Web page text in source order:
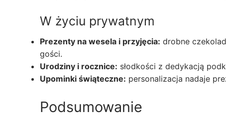
W życiu prywatnym
Prezenty na wesela i przyjęcia: drobne
gości.
Urodziny i rocznice: słodkości z dedykacją
Upominki świąteczne: personalizacja nadaje
Podsumowanie